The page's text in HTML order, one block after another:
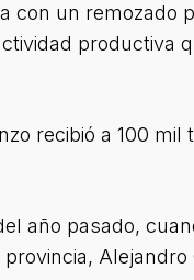
con un remozado
productiva
recibió a 100 mil
año pasado,
Alejandro